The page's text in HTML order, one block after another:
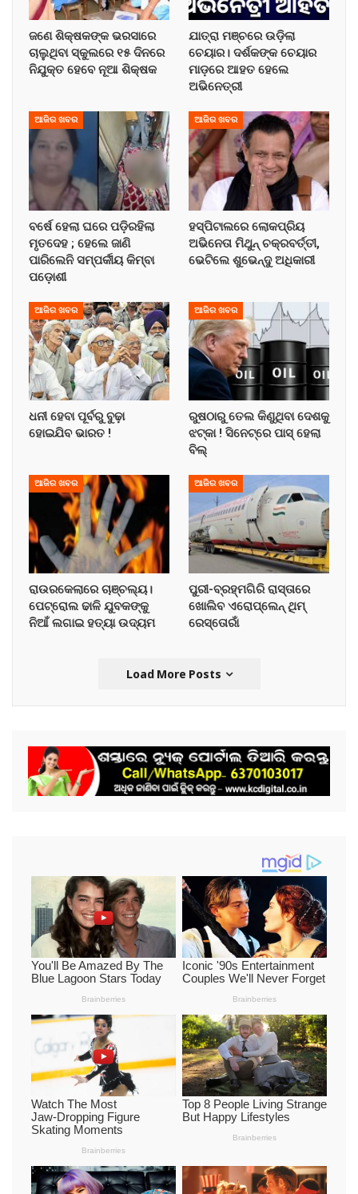
ଜଣେ ଶିକ୍ଷକଙ୍କ ଭରସାରେ
ଚାଲୁଥିବା ସ୍କୁଲରେ ୧୫ ଦିନରେ
ନିଯୁକ୍ତ ହେବେ ନୂଆ ଶିକ୍ଷକ
ଯାତ୍ରା ମଞ୍ଚରେ ଉଡ଼ିଲା
ଚେୟାର। ଦର୍ଶକଙ୍କ ଚେୟାର
ମାଡ଼ରେ ଆହତ ହେଲେ
ଅଭିନେତ୍ରୀ
ଆଜିର ଖବର
ବର୍ଷେ ହେଲା ଘରେ ପଡ଼ିରହିଲା
ମୃତଦେହ ; ହେଲେ ଜାଣି
ପାରିଲେନି ସମ୍ପର୍କୀୟ କିମ୍ବା
ପଡ଼ୋଶୀ
ଆଜିର ଖବର
ହସ୍ପିଟାଲରେ ଲୋକପ୍ରିୟ
ଅଭିନେତା ମିଥୁନ୍ ଚକ୍ରବର୍ତ୍ତୀ,
ଭେଟିଲେ ଶୁଭେନ୍ଦୁ ଅଧିକାରୀ
ଆଜିର ଖବର
ଧନୀ ହେବା ପୂର୍ବରୁ ବୁଢ଼ା
ହୋଇଯିବ ଭାରତ !
ଆଜିର ଖବର
ରୁଷଠାରୁ ତେଲ କିଣୁଥିବା ଦେଶକୁ
ଝଟ୍‌କା ! ସିନେଟ୍‌ରେ ପାସ୍ ହେଲା
ବିଲ୍
ଆଜିର ଖବର
ରାଉରକେଲାରେ ଚାଞ୍ଚଲ୍ୟ।
ପେଟ୍ରୋଲ ଢାଳି ଯୁବକଙ୍କୁ
ନିଆଁ ଲଗାଇ ହତ୍ୟା ଉଦ୍ୟମ
ଆଜିର ଖବର
ପୁରୀ-ବ୍ରହ୍ମଗିରି ରାସ୍ତାରେ
ଖୋଲିବ ଏରୋପ୍ଲେନ୍‌ ଥିମ୍‌
ରେସ୍ତୋରାଁ
Load More Posts